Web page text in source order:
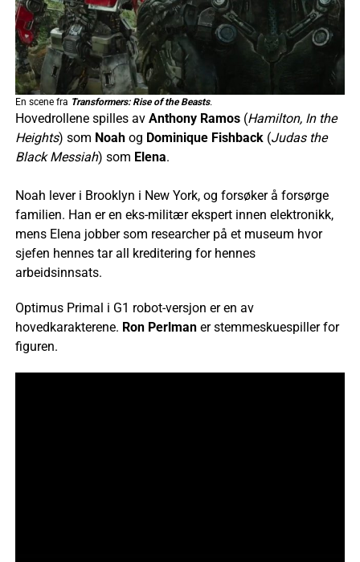
En scene fra Transformers: Rise of the Beasts.
Hovedrollene spilles av Anthony Ramos (Hamilton, In the
Heights) som Noahog Dominique Fishback(Judas the
Black Messiah) som Elena.
Noah lever i Brooklyn i New York, og forsøker å forsørge
familien. Han er en eks-militær ekspert innen elektronikk,
mens Elena jobber som researcher på et museum hvor
sjefen hennes tar all kreditering for hennes
arbeidsinnsats.
Optimus Primal i G1 robot-versjon er en av
hovedkarakterene. Ron Perlmaner stemmeskuespiller for
figuren.